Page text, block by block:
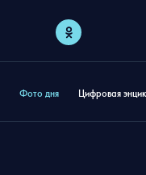
Фото дня Цифровая